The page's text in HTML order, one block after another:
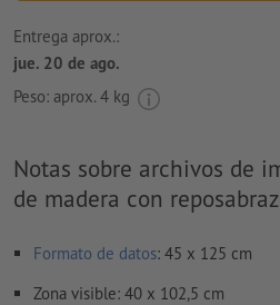
Entrega aprox.:
jue. 20 de ago.
Peso: aprox. 4 kg
Notas sobre archivos de
de madera con
Formato de datos: 45 x 125 cm
Zona visible: 40 x 102,5 cm